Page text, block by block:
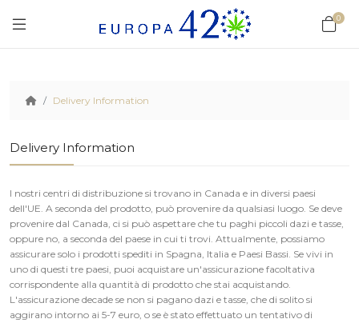
0
Delivery Information
Delivery Information
I nostri centri di distribuzione si trovano in Canada e in diversi paesi
dell'UE. A seconda del prodotto, può provenire da qualsiasi luogo. Se deve
provenire dal Canada, ci si può aspettare che tu paghi piccoli dazi e tasse,
oppure no, a seconda del paese in cui ti trovi. Attualmente, possiamo
assicurare solo i prodotti spediti in Spagna, Italia e Paesi Bassi. Se vivi in
uno di questi tre paesi, puoi acquistare un'assicurazione facoltativa
corrispondente alla quantità di prodotto che stai acquistando.
L'assicurazione decade se non si pagano dazi e tasse, che di solito si
aggirano intorno ai 5-7 euro, o se è stato effettuato un tentativo di